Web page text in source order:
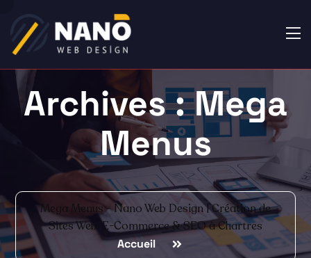
Archives :Mega
Menus
Mega Menus - Nano Web Design | Création de
Sites Web, E-Commerce & SEO à Chartres
Accueil